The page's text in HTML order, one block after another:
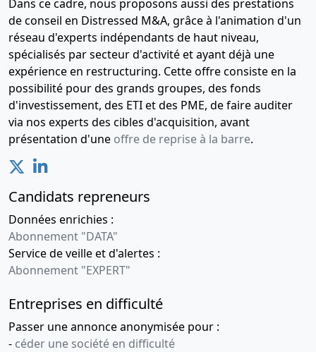
Dans ce cadre, nous proposons aussi des prestations
de conseil en Distressed M&A, grâce à l'animation d'un
réseau d'experts indépendants de haut niveau,
spécialisés par secteur d'activité et ayant déjà une
expérience en restructuring. Cette offre consiste en la
possibilité pour des grands groupes, des fonds
d'investissement, des ETI et des PME, de faire auditer
via nos experts des cibles d'acquisition, avant
présentation d'une offre de reprise à la barre.
Candidats repreneurs
Données enrichies :
Abonnement "DATA"
Service de veille et d'alertes :
Abonnement "EXPERT"
Entreprises en difficulté
Passer une annonce anonymisée pour :
- céder une société en difficulté